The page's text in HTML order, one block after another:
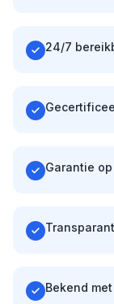
24/7
Garantie
Bekend